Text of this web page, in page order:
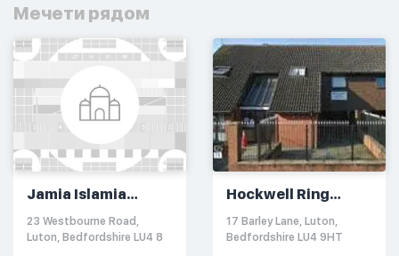
Мечети рядом
Jamia Islamia
Ghousia
23 Westbourne Road,
Luton, Bedfordshire LU4 8
Hockwell Ring
Masjid
17 Barley Lane, Luton,
Bedfordshire LU4 9HT